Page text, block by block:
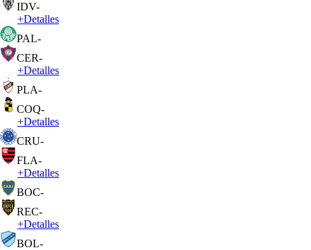
IDV-
+Detalles
PAL-
CER-
+Detalles
PLA-
COQ-
+Detalles
CRU-
FLA-
+Detalles
BOC-
REC-
+Detalles
BOL-